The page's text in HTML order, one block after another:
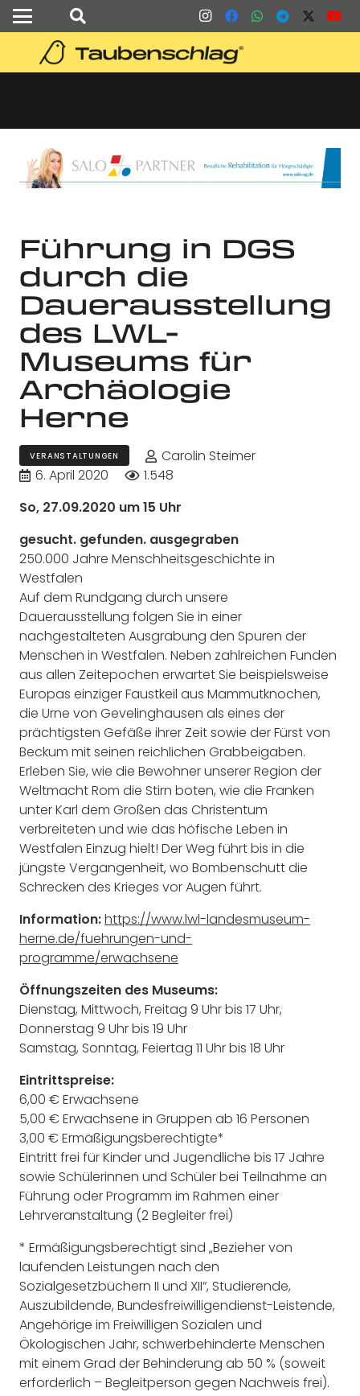
Führung in DGS
durch die
Dauerausstellung
des LWL-
Museums für
Archäologie
Herne
VERANSTALTUNGEN
Carolin Steimer
6. April 2020
1.548
So, 27.09.2020 um 15 Uhr
gesucht. gefunden. ausgegraben
250.000 Jahre Menschheitsgeschichte in
Westfalen
Auf dem Rundgang durch unsere
Dauerausstellung folgen Sie in einer
nachgestalteten Ausgrabung den Spuren der
Menschen in Westfalen. Neben zahlreichen Funden
aus allen Zeitepochen erwartet Sie beispielsweise
Europas einziger Faustkeil aus Mammutknochen,
die Urne von Gevelinghausen als eines der
prächtigsten Gefäße ihrer Zeit sowie der Fürst von
Beckum mit seinen reichlichen Grabbeigaben.
Erleben Sie, wie die Bewohner unserer Region der
Weltmacht Rom die Stirn boten, wie die Franken
unter Karl dem Großen das Christentum
verbreiteten und wie das höfische Leben in
Westfalen Einzug hielt! Der Weg führt bis in die
jüngste Vergangenheit, wo Bombenschutt die
Schrecken des Krieges vor Augen führt.
Information:https://www.lwl-landesmuseum-
herne.de/fuehrungen-und-
programme/erwachsene
Öffnungszeiten des Museums:
Dienstag, Mittwoch, Freitag 9 Uhr bis 17 Uhr,
Donnerstag 9 Uhr bis 19 Uhr
Samstag, Sonntag, Feiertag 11 Uhr bis 18 Uhr
Eintrittspreise:
6,00 € Erwachsene
5,00 € Erwachsene in Gruppen ab 16 Personen
3,00 € Ermäßigungsberechtigte*
Eintritt frei für Kinder und Jugendliche bis 17 Jahre
sowie Schülerinnen und Schüler bei Teilnahme an
Führung oder Programm im Rahmen einer
Lehrveranstaltung (2 Begleiter frei)
* Ermäßigungsberechtigt sind „Bezieher von
laufenden Leistungen nach den
Sozialgesetzbüchern II und XII“, Studierende,
Auszubildende, Bundesfreiwilligendienst-Leistende,
Angehörige im Freiwilligen Sozialen und
Ökologischen Jahr, schwerbehinderte Menschen
mit einem Grad der Behinderung ab 50 % (soweit
erforderlich – Begleitperson gegen Nachweis frei).